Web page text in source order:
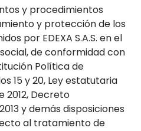
y procedimientos
y protección de los
por EDEXA S.A.S. en el
de conformidad con
Política de
15 y 20, Ley estatutaria
2012, Decreto
y demás disposiciones
al tratamiento de